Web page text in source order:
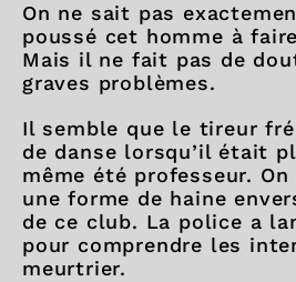
On ne sait pas
poussé cet homme à
Mais il ne fait pas de
graves problèmes.
Il semble que le tireur
de danse lorsqu’il était
même été professeur.
une forme de haine
de ce club. La police a
pour comprendre les
meurtrier.